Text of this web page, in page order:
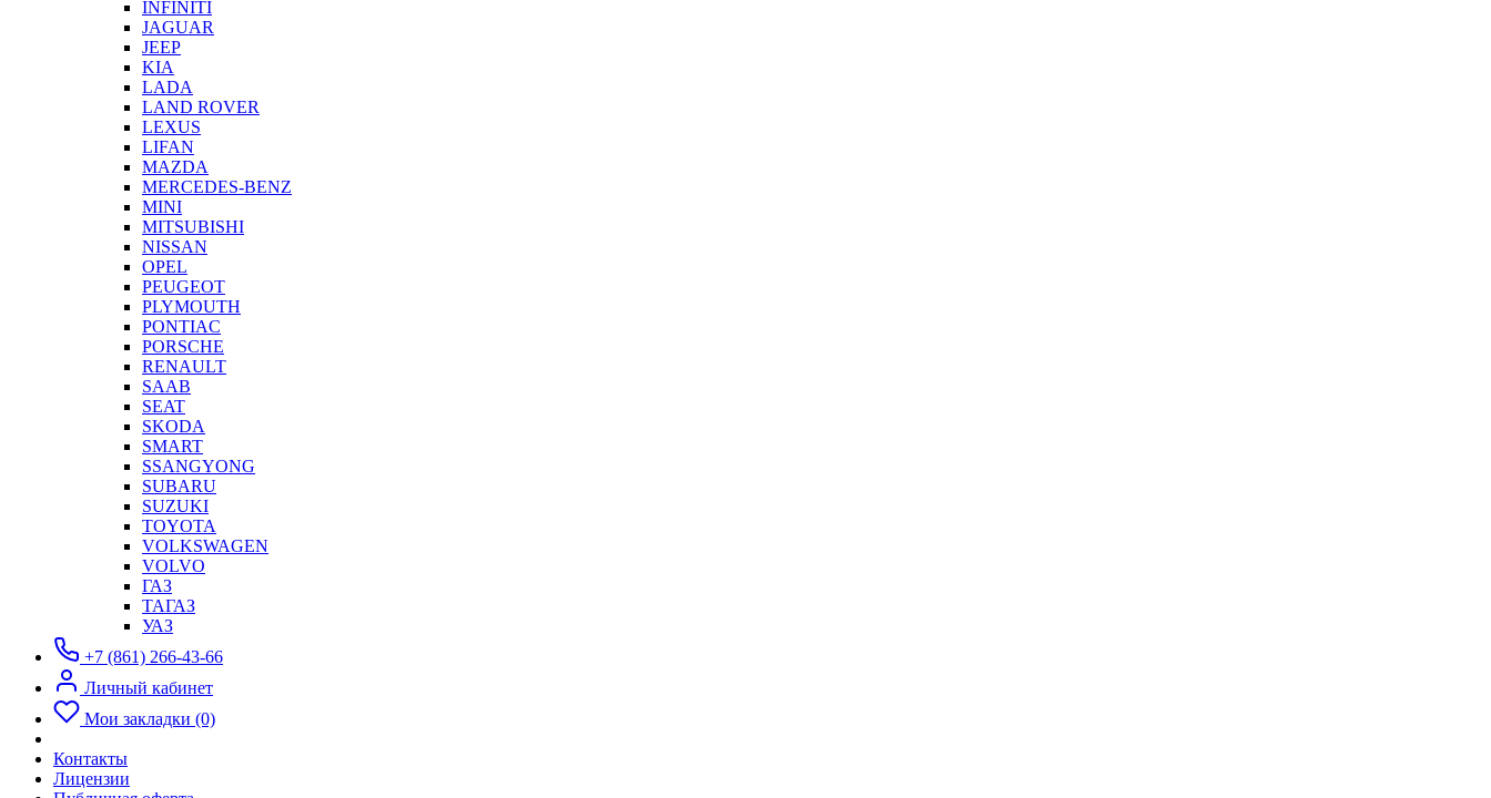
INFINITI
JAGUAR
JEEP
KIA
LADA
LAND ROVER
LEXUS
LIFAN
MAZDA
MERCEDES-BENZ
MINI
MITSUBISHI
NISSAN
OPEL
PEUGEOT
PLYMOUTH
PONTIAC
PORSCHE
RENAULT
SAAB
SEAT
SKODA
SMART
SSANGYONG
SUBARU
SUZUKI
TOYOTA
VOLKSWAGEN
VOLVO
ГАЗ
ТАГАЗ
УАЗ
+7 (861) 266-43-66
Личный кабинет
Мои закладки (0)
Контакты
Лицензии